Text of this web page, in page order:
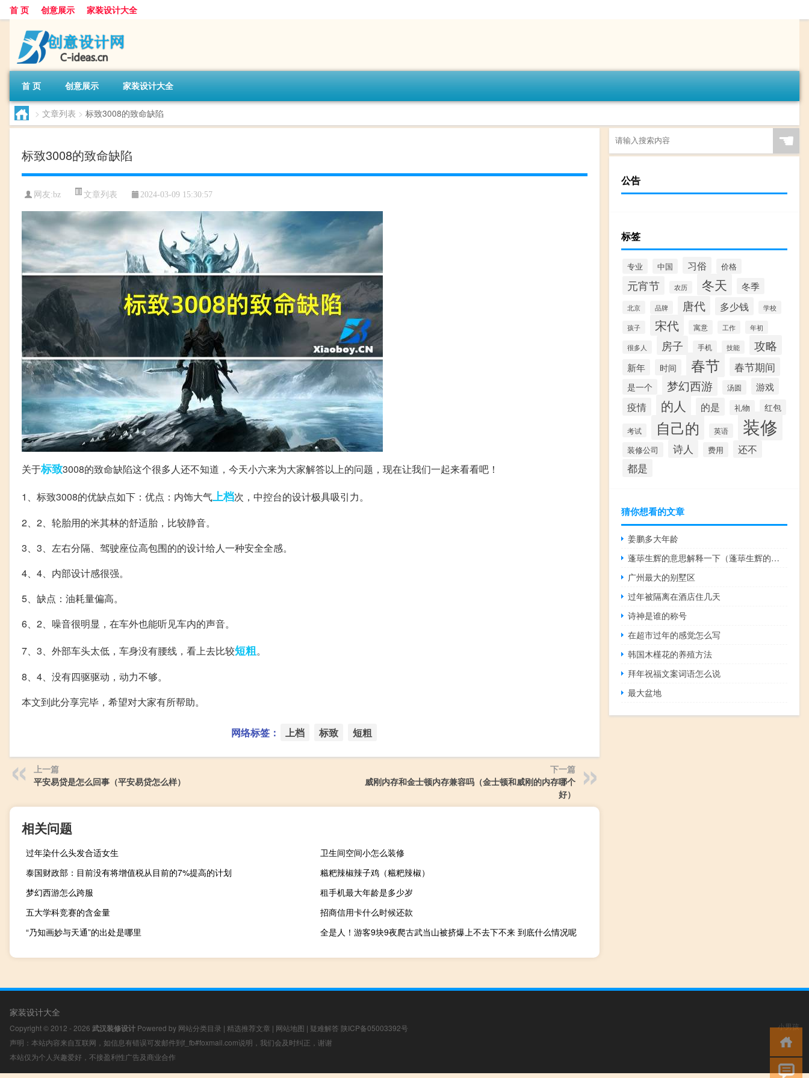
首 页 创意展示 家装设计大全
首 页 创意展示 家装设计大全
> 文章列表 > 标致3008的致命缺陷
标致3008的致命缺陷
网友:bz 文章列表 2024-03-09 15:30:57
关于标致3008的致命缺陷这个很多人还不知道，今天小六来为大家解答以上的问题，现在让我们一起来看看吧！
1、标致3008的优缺点如下：优点：内饰大气上档次，中控台的设计极具吸引力。
2、2、轮胎用的米其林的舒适胎，比较静音。
3、3、左右分隔、驾驶座位高包围的的设计给人一种安全全感。
4、4、内部设计感很强。
5、缺点：油耗量偏高。
6、2、噪音很明显，在车外也能听见车内的声音。
7、3、外部车头太低，车身没有腰线，看上去比较短粗。
8、4、没有四驱驱动，动力不够。
本文到此分享完毕，希望对大家有所帮助。
网络标签： 上档 标致 短粗
上一篇
平安易贷是怎么回事（平安易贷怎么样）
下一篇
威刚内存和金士顿内存兼容吗（金士顿和威刚的内存哪个
好）
相关问题
过年染什么头发合适女生
卫生间空间小怎么装修
泰国财政部：目前没有将增值税从目前的7%提高的计划
糍粑辣椒辣子鸡（糍粑辣椒）
梦幻西游怎么跨服
租手机最大年龄是多少岁
五大学科竞赛的含金量
招商信用卡什么时候还款
“乃知画妙与天通”的出处是哪里
全是人！游客9块9夜爬古武当山被挤爆上不去下不来 到底什么情况呢
☚
公告
标签
专业 中国 习俗 价格
元宵节 农历 冬天 冬季
北京 品牌 唐代 多少钱 学校
孩子 宋代 寓意 工作 年初
很多人 房子 手机 技能 攻略
新年 时间 春节 春节期间
是一个 梦幻西游 汤圆 游戏
疫情 的人 的是 礼物 红包
考试 自己的 英语 装修
装修公司 诗人 费用 还不
都是
猜你想看的文章
姜鹏多大年龄
蓬荜生辉的意思解释一下（蓬荜生辉的意思）
广州最大的别墅区
过年被隔离在酒店住几天
诗神是谁的称号
在超市过年的感觉怎么写
韩国木槿花的养殖方法
拜年祝福文案词语怎么说
最大盆地
家装设计大全
Copyright © 2012 - 2026 武汉装修设计 Powered by 网站分类目录 | 精选推荐文章 | 网站地图 | 疑难解答 陕ICP备05003392号
声明：本站内容来自互联网，如信息有错误可发邮件到f_fb#foxmail.com说明，我们会及时纠正，谢谢
本站仅为个人兴趣爱好，不接盈利性广告及商业合作
小男孩